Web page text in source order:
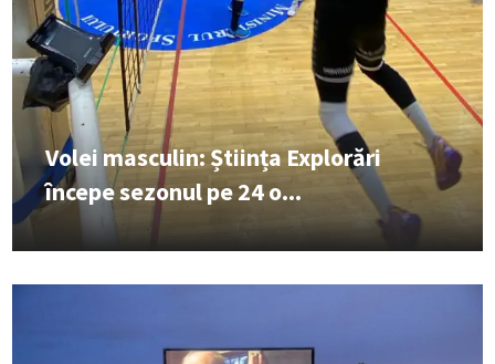
Volei masculin: Știința Explorări
începe sezonul pe 24 o...